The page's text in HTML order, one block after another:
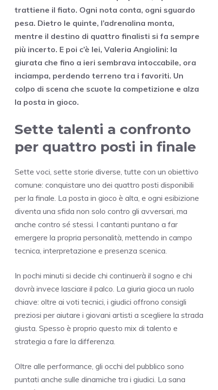
trattiene il fiato. Ogni nota conta, ogni sguardo
pesa. Dietro le quinte, l’adrenalina monta,
mentre il destino di quattro finalisti si fa sempre
più incerto. E poi c’è lei, Valeria Angiolini: la
giurata che fino a ieri sembrava intoccabile, ora
inciampa, perdendo terreno tra i favoriti. Un
colpo di scena che scuote la competizione e alza
la posta in gioco.
Sette talenti a confronto
per quattro posti in finale
Sette voci, sette storie diverse, tutte con un obiettivo
comune: conquistare uno dei quattro posti disponibili
per la finale. La posta in gioco è alta, e ogni esibizione
diventa una sfida non solo contro gli avversari, ma
anche contro sé stessi. I cantanti puntano a far
emergere la propria personalità, mettendo in campo
tecnica, interpretazione e presenza scenica.
In pochi minuti si decide chi continuerà il sogno e chi
dovrà invece lasciare il palco. La giuria gioca un ruolo
chiave: oltre ai voti tecnici, i giudici offrono consigli
preziosi per aiutare i giovani artisti a scegliere la strada
giusta. Spesso è proprio questo mix di talento e
strategia a fare la differenza.
Oltre alle performance, gli occhi del pubblico sono
puntati anche sulle dinamiche tra i giudici. La sana